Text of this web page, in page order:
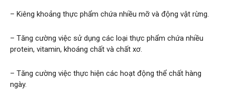
– Kiêng khoảng thực phẩm chứa nhiều mỡ và động vật rừng.
– Tăng cường việc sử dụng các loại thực phẩm chứa nhiều
protein, vitamin, khoáng chất và chất xơ.
– Tăng cường việc thực hiện các hoạt động thể chất hàng
ngày.